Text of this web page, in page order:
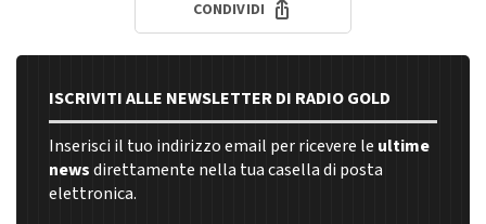
CONDIVIDI
ISCRIVITI ALLE NEWSLETTER DI RADIO GOLD
Inserisci il tuo indirizzo email per ricevere le ultime
newsdirettamente nella tua casella di posta
elettronica.